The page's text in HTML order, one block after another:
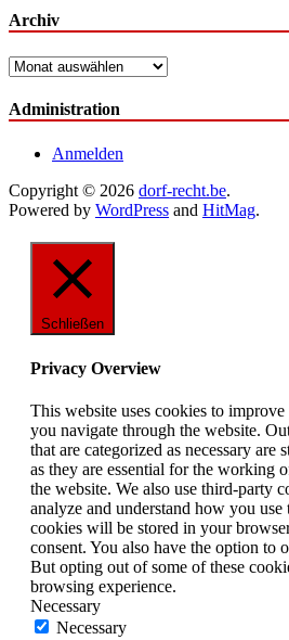
Archiv
Archiv
Administration
Anmelden
Copyright © 2026 dorf-recht.be.
Powered by WordPress and HitMag.
Schließen
Privacy Overview
This website uses cookies to
you navigate through the website.
that are categorized as necessary are
as they are essential for the working
the website. We also use third-party
analyze and understand how you use
cookies will be stored in your
consent. You also have the option to
But opting out of some of these
browsing experience.
Necessary
Necessary